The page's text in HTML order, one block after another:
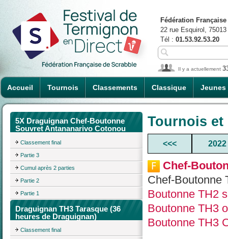
Accueil Tournois Classements Classique Jeunes
Fédération
22 rue Esquirol,
Tél : 01.53.92.53.20
Il y a actuellement
5X Draguignan Chef-Boutonne
Souvret Antananarivo Cotonou
Classement final
Partie 3
Cumul après 2 parties
Partie 2
Partie 1
Draguignan TH3 Tarasque (36
heures de Draguignan)
Classement final
Tournois
<<< 2022
Chef-
Chef-Boutonne
Boutonne TH2
Boutonne TH3
Boutonne TH3